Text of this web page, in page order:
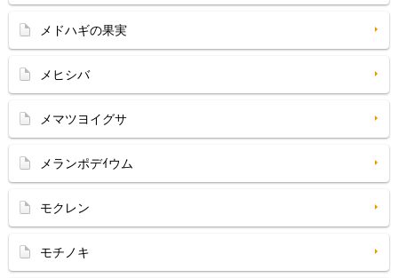
メドハギの果実
メヒシバ
メマツヨイグサ
メランポデｲウム
モクレン
モチノキ